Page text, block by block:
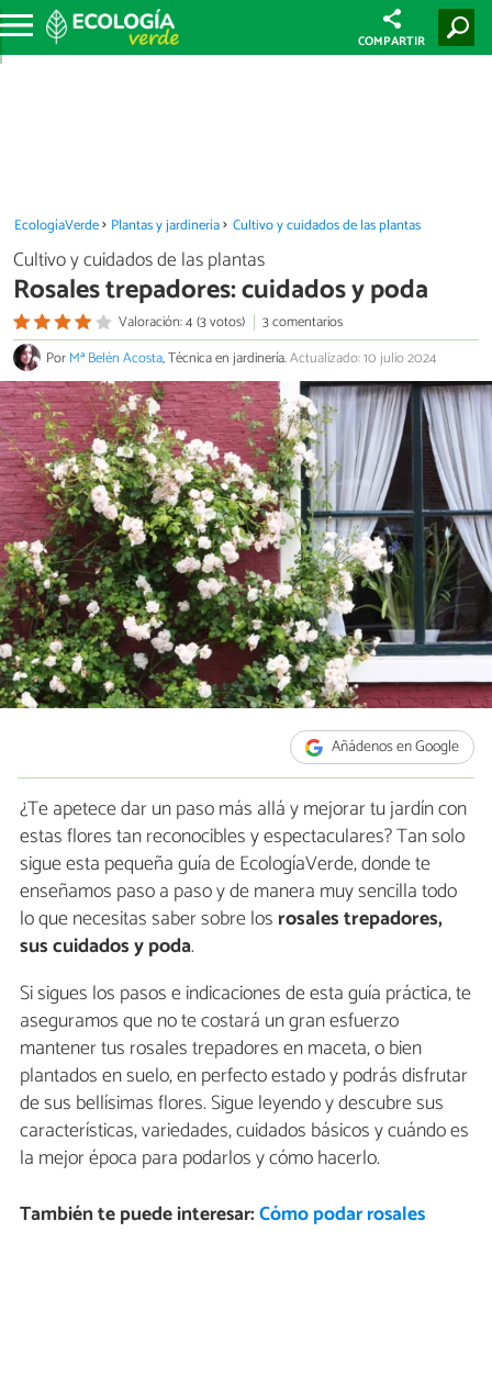
COMPARTIR
EcologíaVerde Plantas y jardinería Cultivo y cuidados de las plantas
Cultivo y cuidados de las plantas
Rosales trepadores: cuidados y poda
Valoración: 4 (3 votos)
3 comentarios
PorMª Belén Acosta, Técnica en jardinería.Actualizado: 10 julio 2024
Añádenos en Google
¿Te apetece dar un paso más allá y mejorar tu jardín con
estas flores tan reconocibles y espectaculares? Tan solo
sigue esta pequeña guía de EcologíaVerde, donde te
enseñamos paso a paso y de manera muy sencilla todo
lo que necesitas saber sobre los rosales trepadores,
sus cuidados y poda.
Si sigues los pasos e indicaciones de esta guía práctica, te
aseguramos que no te costará un gran esfuerzo
mantener tus rosales trepadores en maceta, o bien
plantados en suelo, en perfecto estado y podrás disfrutar
de sus bellísimas flores. Sigue leyendo y descubre sus
características, variedades, cuidados básicos y cuándo es
la mejor época para podarlos y cómo hacerlo.
También te puede interesar:Cómo podar rosales